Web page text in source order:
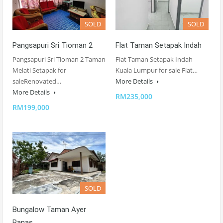
SOLD
Pangsapuri Sri Tioman 2
Pangsapuri Sri Tioman 2 Taman
Melati Setapak for
saleRenovated…
More Details
RM199,000
SOLD
Flat Taman Setapak Indah
Flat Taman Setapak Indah
Kuala Lumpur for sale Flat…
More Details
RM235,000
SOLD
Bungalow Taman Ayer